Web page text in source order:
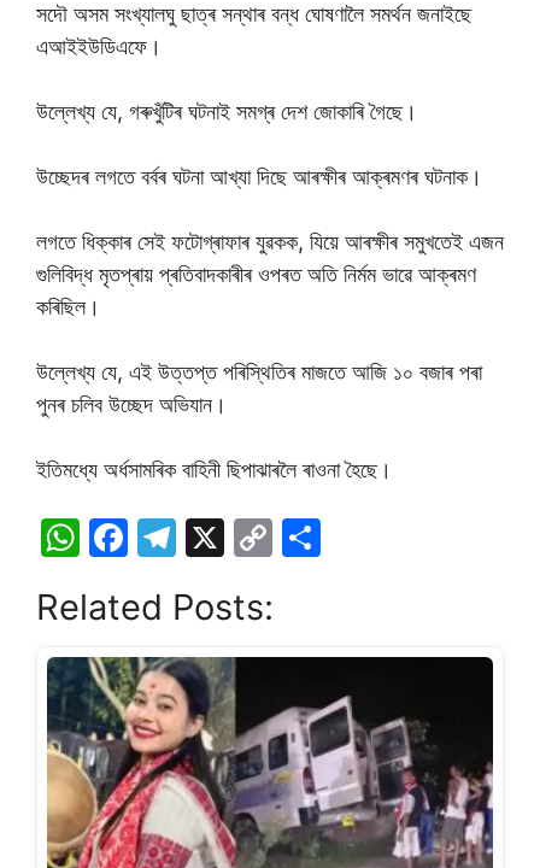
সদৌ অসম সংখ্যালঘু ছাত্ৰ সন্থাৰ বন্ধ ঘোষণালৈ সমৰ্থন জনাইছে
এআইইউডিএফে।
উল্লেখ্য যে, গৰুখুঁটিৰ ঘটনাই সমগ্ৰ দেশ জোকাৰি গৈছে।
উচ্ছেদৰ লগতে বৰ্বৰ ঘটনা আখ্যা দিছে আৰক্ষীৰ আক্ৰমণৰ ঘটনাক।
লগতে ধিক্কাৰ সেই ফটোগ্ৰাফাৰ যুৱকক, যিয়ে আৰক্ষীৰ সমুখতেই এজন
গুলিবিদ্ধ মৃতপ্ৰায় প্ৰতিবাদকাৰীৰ ওপৰত অতি নিৰ্মম ভাৱে আক্ৰমণ
কৰিছিল।
উল্লেখ্য যে, এই উত্তপ্ত পৰিস্থিতিৰ মাজতে আজি ১০ বজাৰ পৰা
পুনৰ চলিব উচ্ছেদ অভিযান।
ইতিমধ্যে অৰ্ধসামৰিক বাহিনী ছিপাঝাৰলৈ ৰাওনা হৈছে।
W
at
s
A
p
p
F
c
e
b
o
o
k
T
e
gr
a
m
X
C
y
n
k
e
Related Posts: